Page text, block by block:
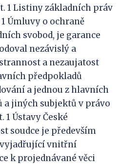
1 Listiny základních práv
1 Úmluvy o ochraně
svobod, je garance
nezávislý a
a nezaujatost
předpokladů
a jednou z hlavních
a jiných subjektů v právo
1 Ústavy České
soudce je především
vnitřní
k projednávané věci